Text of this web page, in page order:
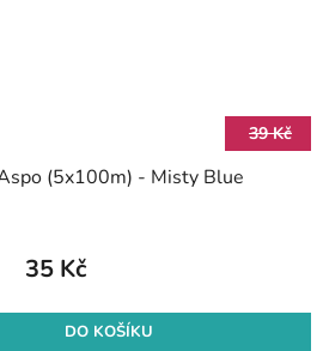
39 Kč
(5x100m) - Misty Blue
35 Kč
DO KOŠÍKU